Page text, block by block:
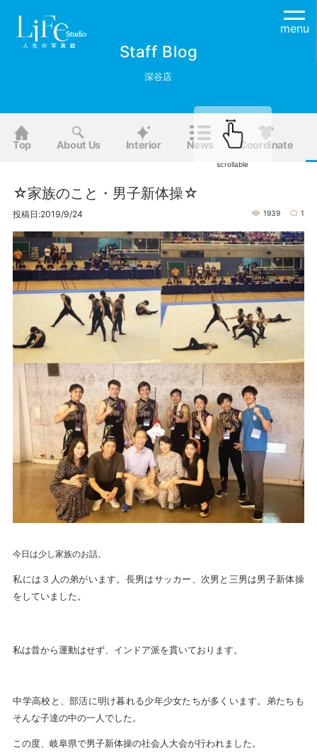
menu
Staff Blog
深谷店
Top About Us Interior News Coordinate
scrollable
☆家族のこと・男子新体操☆
投稿日:2019/9/24 1939 1
今日は少し家族のお話。
私には３人の弟がいます。長男はサッカー、次男と三男は男子新体操
をしていました。
私は昔から運動はせず、インドア派を貫いております。
中学高校と、部活に明け暮れる少年少女たちが多くいます。弟たちも
そんな子達の中の一人でした。
この度、岐阜県で男子新体操の社会人大会が行われました。